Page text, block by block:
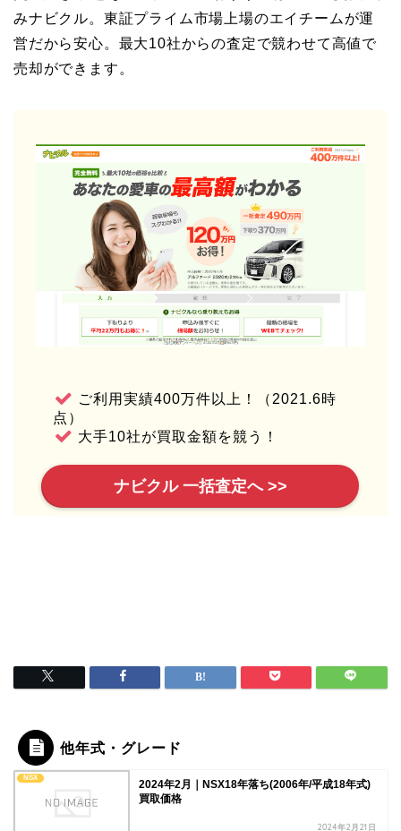
みナビクル。東証プライム市場上場のエイチームが運
営だから安心。最大10社からの査定で競わせて高値で
売却ができます。
ご利用実績400万件以上！（2021.6時
点）
大手10社が買取金額を競う！
ナビクル 一括査定へ >>
他年式・グレード
NSX
2024年2月｜NSX18年落ち(2006年/平成18年式)
買取価格
2024年2月21日